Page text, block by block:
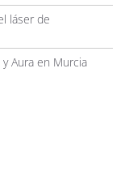
láser de
Aura en Murcia